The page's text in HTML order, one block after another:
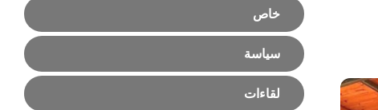
خاص
سياسة
لقاءات